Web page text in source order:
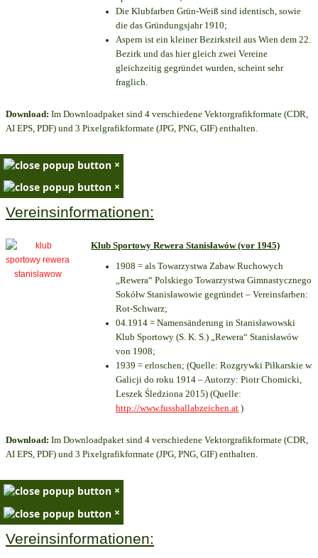
Die Klubfarben Grün-Weiß sind identisch, sowie
die das Gründungsjahr 1910;
Aspern ist ein kleiner Bezirksteil aus Wien dem 22.
Bezirk und das hier gleich zwei Vereine
gleichzeitig gegründet wurden, scheint sehr
fraglich.
Download: Im Downloadpaket sind 4 verschiedene Vektorgrafikformate (CDR,
AI EPS, PDF) und 3 Pixelgrafikformate (JPG, PNG, GIF) enthalten.
×
×
Vereinsinformationen:
Klub Sportowy Rewera Stanisławów (vor 1945)
1908 = als Towarzystwa Zabaw Ruchowych
„Rewera“ Polskiego Towarzystwa Gimnastycznego
Sokółw Stanisławowie gegründet – Vereinsfarben:
Rot-Schwarz;
04.1914 = Namensänderung in Stanisławowski
Klub Sportowy (S. K. S.) „Rewera“ Stanisławów
von 1908;
1939 = erloschen; (Quelle: Rozgrywki Piłkarskie w
Galicji do roku 1914 – Autorzy: Piotr Chomicki,
Leszek Śledziona 2015) (Quelle:
http://www.fussballabzeichen.at )
Download: Im Downloadpaket sind 4 verschiedene Vektorgrafikformate (CDR,
AI EPS, PDF) und 3 Pixelgrafikformate (JPG, PNG, GIF) enthalten.
×
×
Vereinsinformationen: